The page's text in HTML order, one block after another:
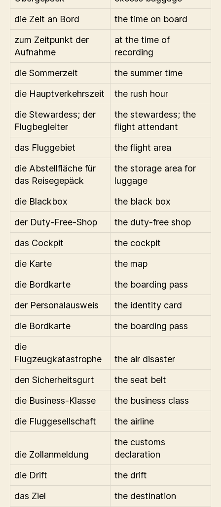
die Zeit an Bord
the time on board
zum Zeitpunkt der
Aufnahme
at the time of
recording
die Sommerzeit
the summer time
die Hauptverkehrszeit
the rush hour
die Stewardess; der
Flugbegleiter
the stewardess; the
flight attendant
das Fluggebiet
the flight area
die Abstellfläche für
das Reisegepäck
the storage area for
luggage
die Blackbox
the black box
der Duty-Free-Shop
the duty-free shop
das Cockpit
the cockpit
die Karte
the map
die Bordkarte
the boarding pass
der Personalausweis
the identity card
die Bordkarte
the boarding pass
die
Flugzeugkatastrophe
the air disaster
den Sicherheitsgurt
the seat belt
die Business-Klasse
the business class
die Fluggesellschaft
the airline
die Zollanmeldung
the customs
declaration
die Drift
the drift
das Ziel
the destination